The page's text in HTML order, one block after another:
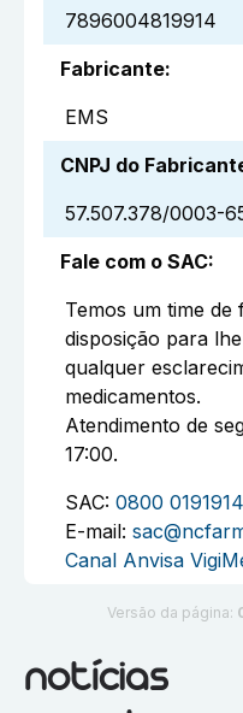
7896004819914
Fabricante:
EMS
CNPJ do
57.507.378/0003-
Fale com o SAC:
Temos um time de
disposição para
qualquer
medicamentos.
Atendimento de
17:00.
SAC: 0800 0191914
E-mail:
Canal Anvisa
Versão da página:
notícias